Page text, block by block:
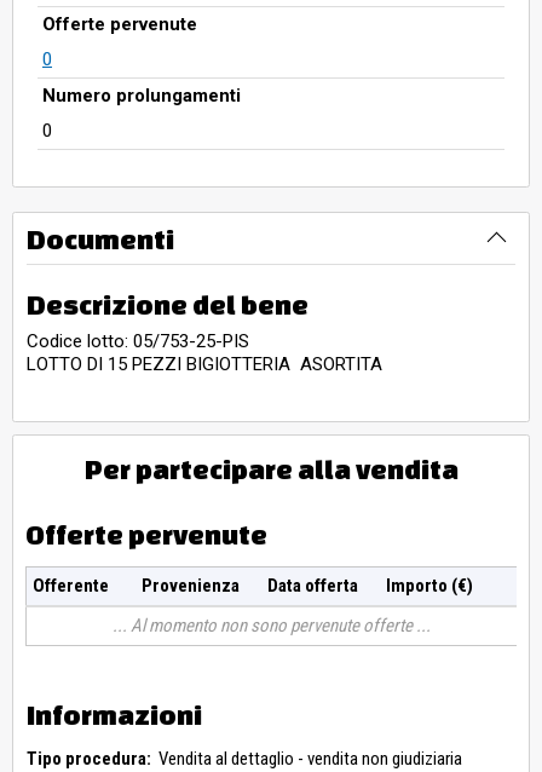
Offerte pervenute
0
Numero prolungamenti
0
Documenti
Descrizione del bene
Codice lotto: 05/753-25-PIS
LOTTO DI 15 PEZZI BIGIOTTERIA ASORTITA
Per partecipare alla vendita
Offerte pervenute
Offerente Provenienza Data offerta
Importo (€)
Al momento non sono pervenute offerte
Informazioni
Tipo procedura: Vendita al dettaglio - vendita non giudiziaria